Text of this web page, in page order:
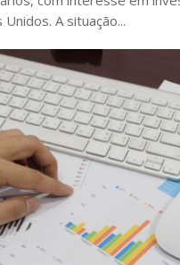
Unidos. A situação...